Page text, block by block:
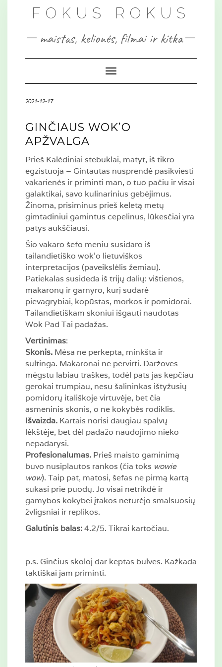
FOKUS ROKUS
maistas, kelionės, filmai ir kitka
Toggle Navigation
2021-12-17
GINČIAUS WOK’O
APŽVALGA
Prieš Kalėdiniai stebuklai, matyt, iš tikro
egzistuoja – Gintautas nusprendė pasikviesti
vakarienės ir priminti man, o tuo pačiu ir visai
galaktikai, savo kulinarinius gebėjimus.
Žinoma, prisiminus prieš keletą metų
gimtadiniui gamintus cepelinus, lūkesčiai yra
patys aukščiausi.
Šio vakaro šefo meniu susidaro iš
tailandietiško wok’o lietuviškos
interpretacijos (paveikslėlis žemiau).
Patiekalas susideda iš trijų dalių: vištienos,
makaronų ir garnyro, kurį sudarė
pievagrybiai, kopūstas, morkos ir pomidorai.
Tailandietiškam skoniui išgauti naudotas
Wok Pad Tai padažas.
Vertinimas:
Skonis. Mėsa ne perkepta, minkšta ir
sultinga. Makaronai ne pervirti. Daržoves
mėgstu labiau traškes, todėl pats jas kepčiau
gerokai trumpiau, nesu šalininkas ištyžusių
pomidorų itališkoje virtuvėje, bet čia
asmeninis skonis, o ne kokybės rodiklis.
Išvaizda.Kartais norisi daugiau spalvų
lėkštėje, bet dėl padažo naudojimo nieko
nepadarysi.
Profesionalumas.Prieš maisto gaminimą
buvo nusiplautos rankos (čia toks wowie
wow). Taip pat, matosi, šefas ne pirmą kartą
sukasi prie puodų. Jo visai netrikdė ir
gamybos kokybei įtakos neturėjo smalsuosių
žvligsniai ir replikos.
Galutinis balas:4.2/5. Tikrai kartočiau.
p.s. Ginčius skoloj dar keptas bulves. Kažkada
taktiškai jam priminti.